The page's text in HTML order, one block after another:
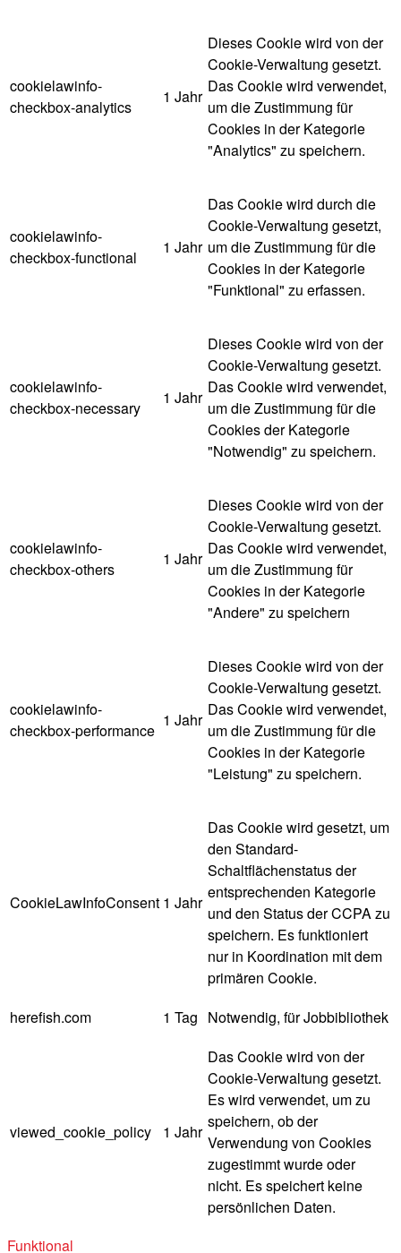
cookielawinfo-
checkbox-analytics
1 Jahr
Dieses Cookie wird von der
Cookie-Verwaltung gesetzt.
Das Cookie wird verwendet,
um die Zustimmung für
Cookies in der Kategorie
"Analytics" zu speichern.
cookielawinfo-
checkbox-functional
1 Jahr
Das Cookie wird durch die
Cookie-Verwaltung gesetzt,
um die Zustimmung für die
Cookies in der Kategorie
"Funktional" zu erfassen.
cookielawinfo-
checkbox-necessary
1 Jahr
Dieses Cookie wird von der
Cookie-Verwaltung gesetzt.
Das Cookie wird verwendet,
um die Zustimmung für die
Cookies der Kategorie
"Notwendig" zu speichern.
cookielawinfo-
checkbox-others
1 Jahr
Dieses Cookie wird von der
Cookie-Verwaltung gesetzt.
Das Cookie wird verwendet,
um die Zustimmung für
Cookies in der Kategorie
"Andere" zu speichern
cookielawinfo-
checkbox-performance
1 Jahr
Dieses Cookie wird von der
Cookie-Verwaltung gesetzt.
Das Cookie wird verwendet,
um die Zustimmung für die
Cookies in der Kategorie
"Leistung" zu speichern.
CookieLawInfoConsent 1 Jahr
Das Cookie wird gesetzt, um
den Standard-
Schaltflächenstatus der
entsprechenden Kategorie
und den Status der CCPA zu
speichern. Es funktioniert
nur in Koordination mit dem
primären Cookie.
herefish.com
1 Tag Notwendig, für Jobbibliothek
viewed_cookie_policy 1 Jahr
Das Cookie wird von der
Cookie-Verwaltung gesetzt.
Es wird verwendet, um zu
speichern, ob der
Verwendung von Cookies
zugestimmt wurde oder
nicht. Es speichert keine
persönlichen Daten.
Funktional